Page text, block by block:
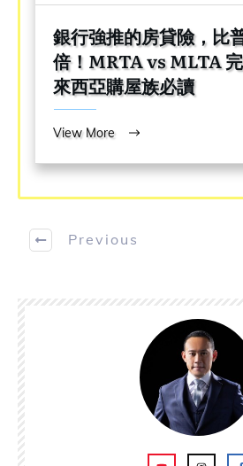
銀行強推的房貸險，比
倍！MRTA vs MLTA
來西亞購屋族必讀
View More
Previous